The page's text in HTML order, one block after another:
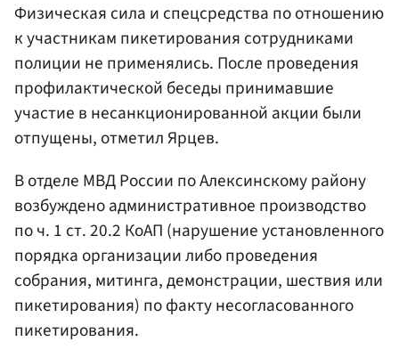
Физическая сила и спецсредства по отношению
к участникам пикетирования сотрудниками
полиции не применялись. После проведения
профилактической беседы принимавшие
участие в несанкционированной акции были
отпущены, отметил Ярцев.
В отделе МВД России по Алексинскому району
возбуждено административное производство
по ч. 1 ст. 20.2 КоАП (нарушение установленного
порядка организации либо проведения
собрания, митинга, демонстрации, шествия или
пикетирования) по факту несогласованного
пикетирования.